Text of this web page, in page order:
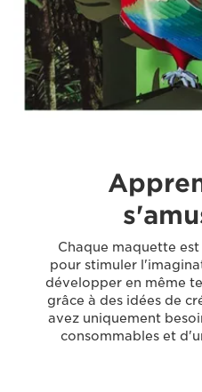
Chaque maquette
pour stimuler
développer en même
grâce à des idées de
avez uniquement
consommables et